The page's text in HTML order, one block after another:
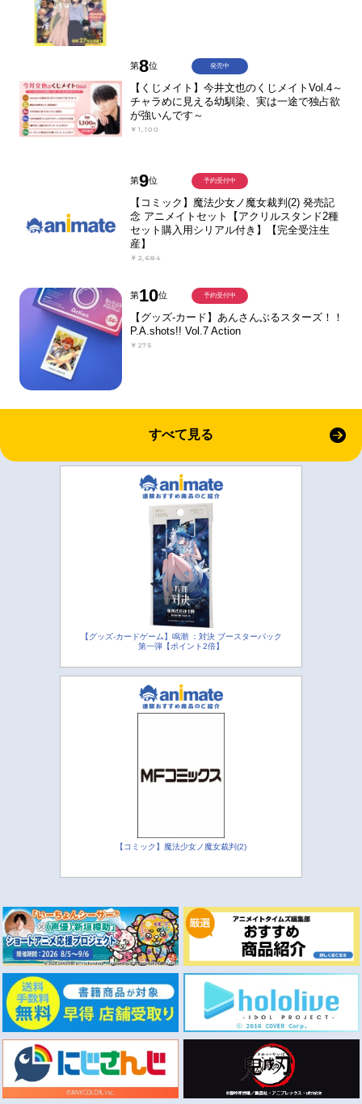
第8位
【くじメイト】今井文也のくじメイトVol.4～
チャラめに見える幼馴染、実は一途で独占欲
が強いんです～
￥1,100
発売中
第9位
【コミック】魔法少女ノ魔女裁判(2) 発売記
念 アニメイトセット【アクリルスタンド2種
セット購入用シリアル付き】【完全受注生
産】
￥2,684
予約受付中
第10位
【グッズ-カード】あんさんぶるスターズ！！
P.A.shots!! Vol.7 Action
￥275
予約受付中
すべて見る
【グッズ-カードゲーム】鳴潮 ：対決 ブースターパック
第一弾【ポイント2倍】
【コミック】魔法少女ノ魔女裁判(2)